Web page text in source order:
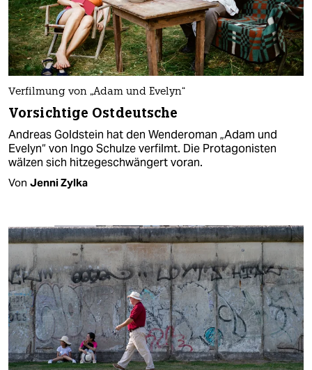
Verfilmung von „Adam und Evelyn“
Vorsichtige Ostdeutsche
Andreas Goldstein hat den Wenderoman „Adam und
Evelyn“ von Ingo Schulze verfilmt. Die Protagonisten
wälzen sich hitzegeschwängert voran.
Von Jenni Zylka